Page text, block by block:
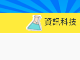
資訊科技